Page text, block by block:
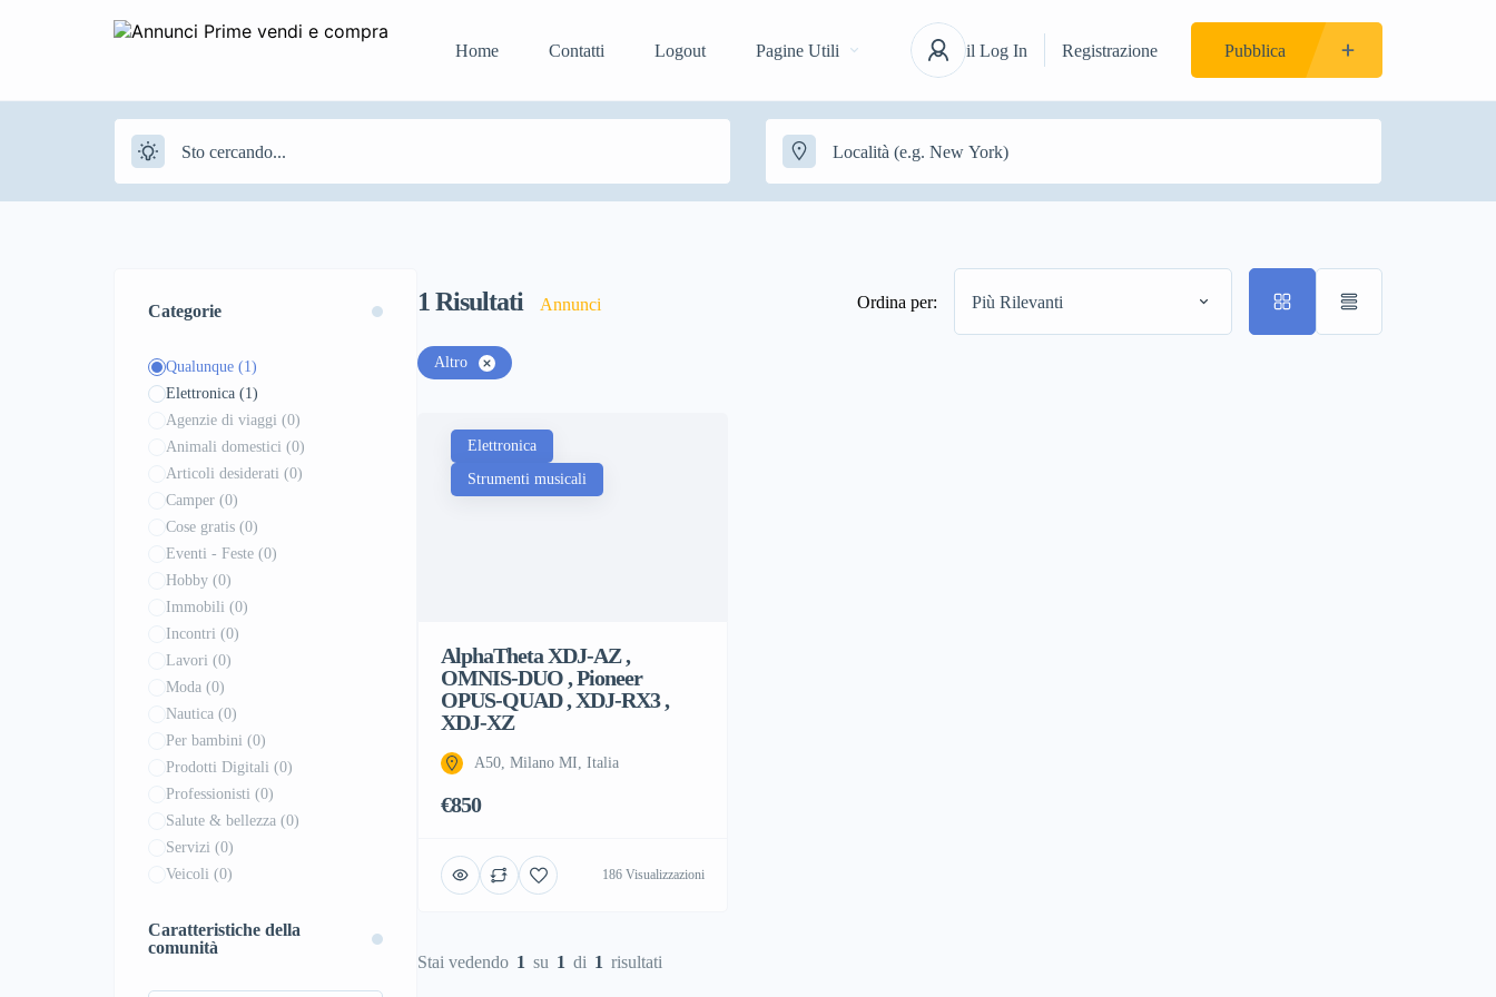
Home Contatti Logout Pagine Utili il Log In Registrazione Pubblica
Categorie
Qualunque (1)
Elettronica (1)
Agenzie di viaggi (0)
Animali domestici (0)
Articoli desiderati (0)
Camper (0)
Cose gratis (0)
Eventi - Feste (0)
Hobby (0)
Immobili (0)
Incontri (0)
Lavori (0)
Moda (0)
Nautica (0)
Per bambini (0)
Prodotti Digitali (0)
Professionisti (0)
Salute & bellezza (0)
Servizi (0)
Veicoli (0)
Caratteristiche della
comunità
1 Risultati Annunci Ordina per: Più Rilevanti
Altro
Elettronica
Strumenti musicali
AlphaTheta XDJ-AZ ,
OMNIS-DUO , Pioneer
OPUS-QUAD , XDJ-RX3 ,
XDJ-XZ
A50, Milano MI, Italia
€850
186 Visualizzazioni
Stai vedendo 1 su 1 di 1 risultati